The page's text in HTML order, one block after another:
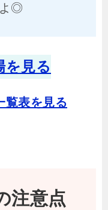
よ◎
を見る
覧表を見る
注意点